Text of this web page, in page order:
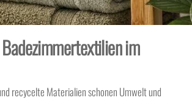
im
recycelte Materialien schonen Umwelt und